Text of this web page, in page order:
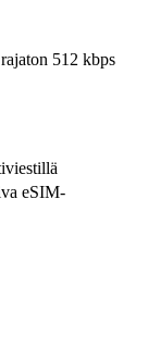
512 kbps
eSIM-